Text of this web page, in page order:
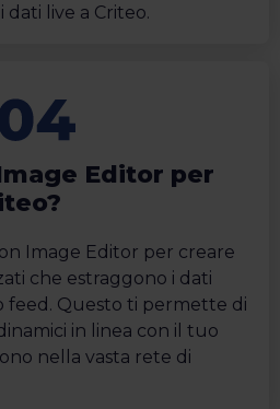
dati live a Criteo.
Editor per
Image Editor per creare
che estraggono i dati
Questo ti permette di
in linea con il tuo
nella vasta rete di